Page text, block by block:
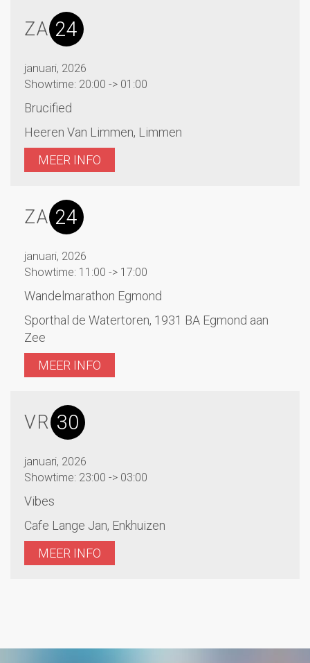
ZA 24
januari, 2026
Showtime: 20:00 -> 01:00
Brucified
Heeren Van Limmen, Limmen
MEER INFO
ZA 24
januari, 2026
Showtime: 11:00 -> 17:00
Wandelmarathon Egmond
Sporthal de Watertoren, 1931 BA Egmond aan
Zee
MEER INFO
VR 30
januari, 2026
Showtime: 23:00 -> 03:00
Vibes
Cafe Lange Jan, Enkhuizen
MEER INFO